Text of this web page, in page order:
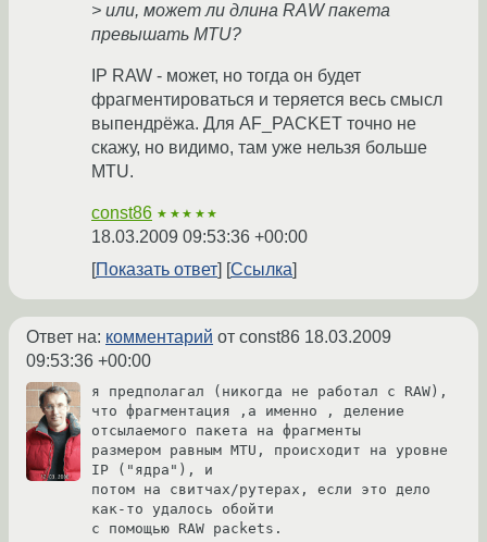
> или, может ли длина RAW пакета
превышать MTU?
IP RAW - может, но тогда он будет
фрагментироваться и теряется весь смысл
выпендрёжа. Для AF_PACKET точно не
скажу, но видимо, там уже нельзя больше
MTU.
const86 ★★★★★
18.03.2009 09:53:36 +00:00
Показать ответ
Ссылка
Ответ на: комментарий от const86 18.03.2009
09:53:36 +00:00
я предполагал (никогда не работал с RAW),
что фрагментация ,а именно , деление
отсылаемого пакета на фрагменты
размером равным MTU, происходит на уровне
IP ("ядра"), и
потом на свитчах/рутерах, если это дело
как-то удалось обойти
с помощью RAW packets.